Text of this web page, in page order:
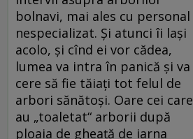
bolnavi, mai ales cu personal
nespecializat. Și atunci îi lași
acolo, și cînd ei vor cădea,
lumea va intra în panică și va
cere să fie tăiați tot felul de
arbori sănătoși. Oare cei care
au „toaletat“ arborii după
ploaia de gheață de iarna